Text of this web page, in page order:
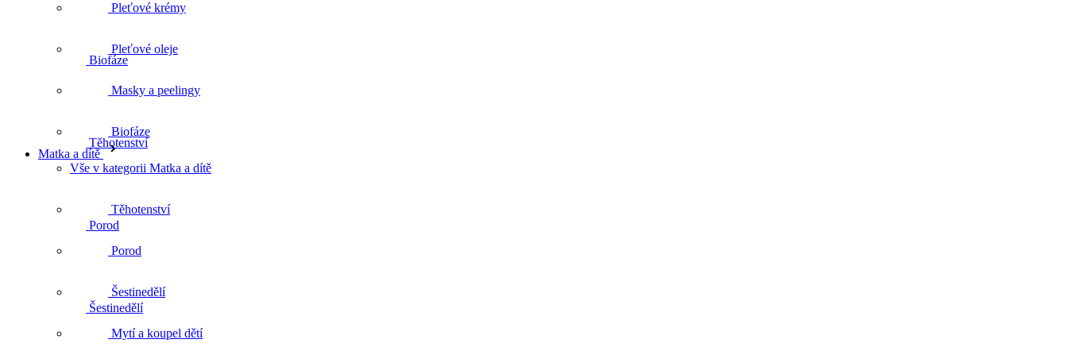
Biofáze
Těhotenství
Porod
Šestinedělí
Pleťové krémy
Pleťové oleje
Masky a peelingy
Biofáze
Matka a dítě
Vše v kategorii Matka a dítě
Těhotenství
Porod
Šestinedělí
Mytí a koupel dětí